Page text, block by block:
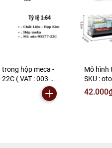
hộp meca -
( VAT : 003-
S4
Mô hình
SKU :
06-20 ) -